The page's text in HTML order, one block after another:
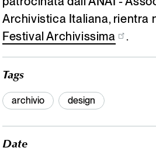
Archivistica Italiana, rientra
Festival Archivissima
.
Tags
archivio design
Date